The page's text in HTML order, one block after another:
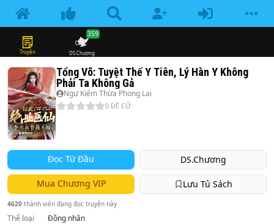
Truyện DS.Chương
359
Tổng Võ: Tuyệt Thế Y Tiên, Lý Hàn Y Không
Phải Ta Không Gả
Ngự Kiếm Thừa Phong Lai
0 ĐỀ CỬ
Đọc Từ Đầu DS.Chương
Mua Chương VIP Lưu Tủ Sách
4620 thành viên đang đọc truyện này
Thể loại
Đồng nhân